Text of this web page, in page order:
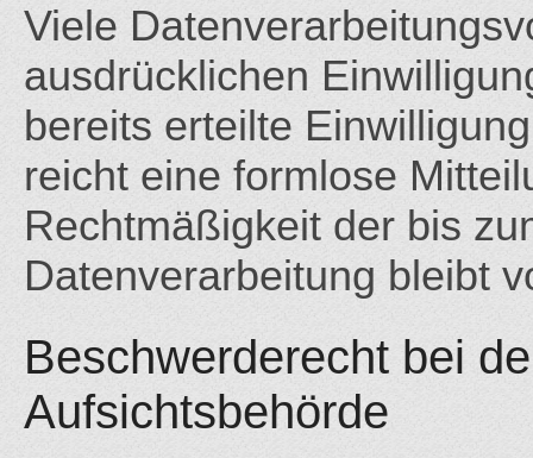
Viele
ausdrücklichen
bereits erteilte
reicht eine formlose
Rechtmäßigkeit der bis
Datenverarbeitung bleibt
Beschwerderecht bei
Aufsichtsbehörde